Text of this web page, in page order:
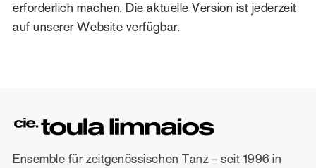
erforderlich machen. Die aktuelle Version ist jederzeit
auf unserer Website verfügbar.
Ensemble für zeitgenössischen Tanz – seit 1996 in